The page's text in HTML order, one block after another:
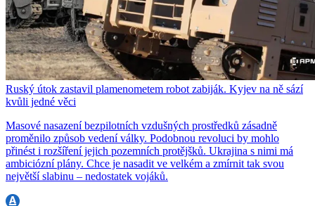
Ruský útok zastavil plamenometem robot zabiják. Kyjev na ně sází
kvůli jedné věci
Masové nasazení bezpilotních vzdušných prostředků zásadně
proměnilo způsob vedení války. Podobnou revoluci by mohlo
přinést i rozšíření jejich pozemních protějšků. Ukrajina s nimi má
ambiciózní plány. Chce je nasadit ve velkém a zmírnit tak svou
největší slabinu – nedostatek vojáků.